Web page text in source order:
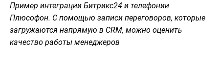
Пример интеграции Битрикс24 и телефонии
Плюсофон. С помощью записи переговоров, которые
загружаются напрямую в CRM, можно оценить
качество работы менеджеров